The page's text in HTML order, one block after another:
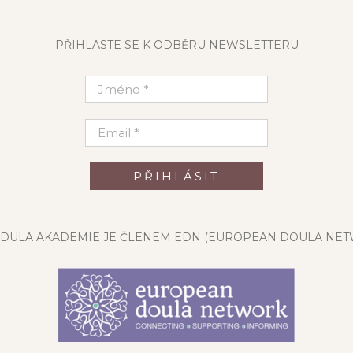
PŘIHLASTE SE K ODBĚRU NEWSLETTERU
AKADEMIE JE ČLENEM EDN (EUROPEAN DOULA